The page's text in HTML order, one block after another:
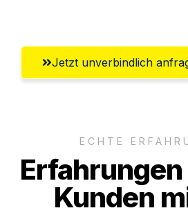
Jetzt unverbindlich
ECHTE
Kunden